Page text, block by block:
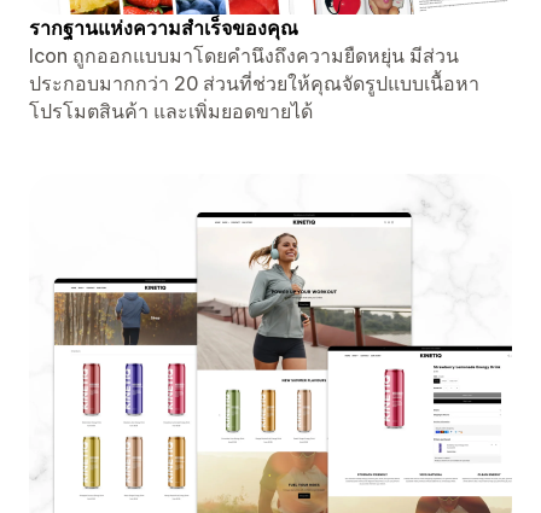
รากฐานแห่งความสำเร็จของคุณ
Icon ถูกออกแบบมาโดยคำนึงถึงความยืดหยุ่น มีส่วน
ประกอบมากกว่า 20 ส่วนที่ช่วยให้คุณจัดรูปแบบเนื้อหา
โปรโมตสินค้า และเพิ่มยอดขายได้